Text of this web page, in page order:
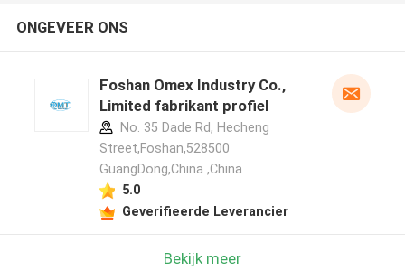
ONGEVEER ONS
Foshan Omex Industry Co.,
Limited fabrikant profiel
No. 35 Dade Rd, Hecheng
Street,Foshan,528500
GuangDong,China ,China
5.0
Geverifieerde Leverancier
Bekijk meer